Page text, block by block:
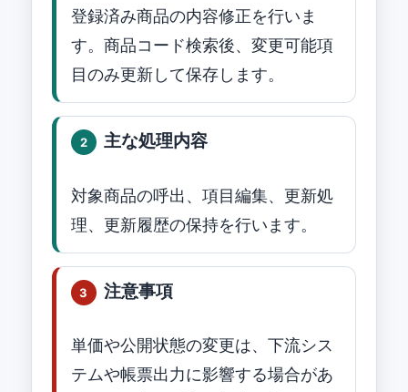
登録済み商品の内容修正を行いま
す。商品コード検索後、変更可能項
目のみ更新して保存します。
2 主な処理内容
対象商品の呼出、項目編集、更新処
理、更新履歴の保持を行います。
3 注意事項
単価や公開状態の変更は、下流シス
テムや帳票出力に影響する場合があ